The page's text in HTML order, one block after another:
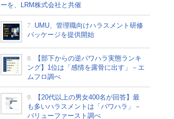
ーを、LRM株式会社と共催
7. UMU、管理職向けハラスメント研修
パッケージを提供開始
8.
【部下からの逆パワハラ実態ランキ
ング】1位は「感情を露骨に出す」－エ
ムフロ調べ
9.
【20代以上の男女400名が回答】最
も多いハラスメントは「パワハラ」－
バリューファースト調べ